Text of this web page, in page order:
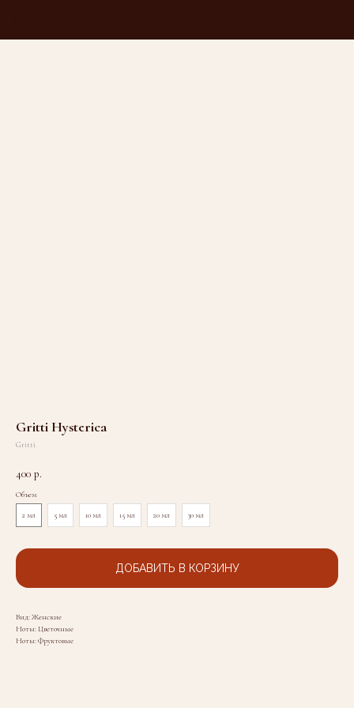
Gritti Hysterica
Gritti
400 р.
Объем
2 мл 5 мл 10 мл 15 мл 20 мл 30 мл
ДОБАВИТЬ В КОРЗИНУ
Вид: Женские
Ноты: Цветочные
Ноты: Фруктовые